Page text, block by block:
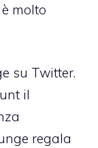
è molto
su Twitter.
il
regala